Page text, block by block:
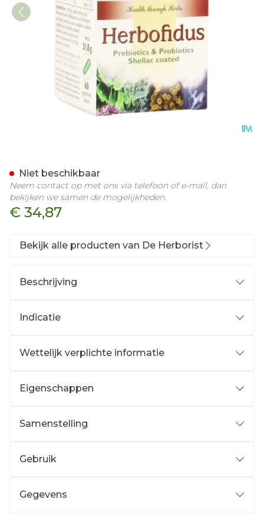
€ 34,87
Niet beschikbaar
Neem contact op met ons via telefoon of e-mail, dan
bekijken we samen de mogelijkheden.
Bekijk alle producten van De Herborist
Beschrijving
Indicatie
Wettelijk verplichte informatie
Eigenschappen
Samenstelling
Gebruik
Gegevens